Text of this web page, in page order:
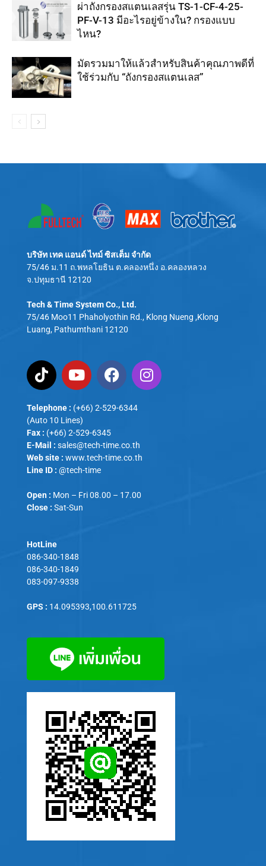
ผ่าถังกรองสแตนเลสรุ่น TS-1-CF-4-25-
PF-V-13 มีอะไรอยู่ข้างใน? กรองแบบ
ไหน?
มัดรวมมาให้แล้วสำหรับสินค้าคุณภาพดีที่
ใช้ร่วมกับ “ถังกรองสแตนเลส”
บริษัท เทค แอนด์ ไทม์ ซิสเต็ม จำกัด
75/46 ม.11 ถ.พหลโยธิน ต.คลองหนึ่ง อ.คลองหลวง
จ.ปทุมธานี 12120
Tech & Time System Co., Ltd.
75/46 Moo11 Phaholyothin Rd., Klong Nueng ,Klong
Luang, Pathumthani 12120
Telephone : (+66) 2-529-6344
(Auto 10 Lines)
Fax : (+66) 2-529-6345
E-Mail : sales@tech-time.co.th
Web site : www.tech-time.co.th
Line ID : @tech-time
Open : Mon – Fri 08.00 – 17.00
Close : Sat-Sun
HotLine
086-340-1848
086-340-1849
083-097-9338
GPS : 14.095393,100.611725